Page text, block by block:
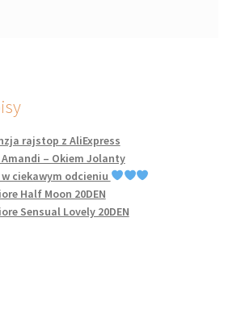
rajstop z AliExpress
– Okiem Jolanty
ciekawym odcieniu
Half Moon 20DEN
Sensual Lovely 20DEN